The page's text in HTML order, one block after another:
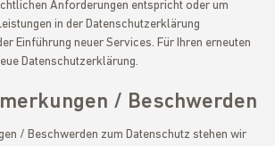
Anforderungen entspricht oder um
in der Datenschutzerklärung
Einführung neuer Services. Für Ihren erneuten
Datenschutzerklärung.
/ Beschwerden
/ Beschwerden zum Datenschutz stehen wir